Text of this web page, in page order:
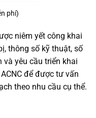
phí)
niêm yết công khai
thông số kỹ thuật, số
và yêu cầu triển khai
để được tư vấn
theo nhu cầu cụ thể.